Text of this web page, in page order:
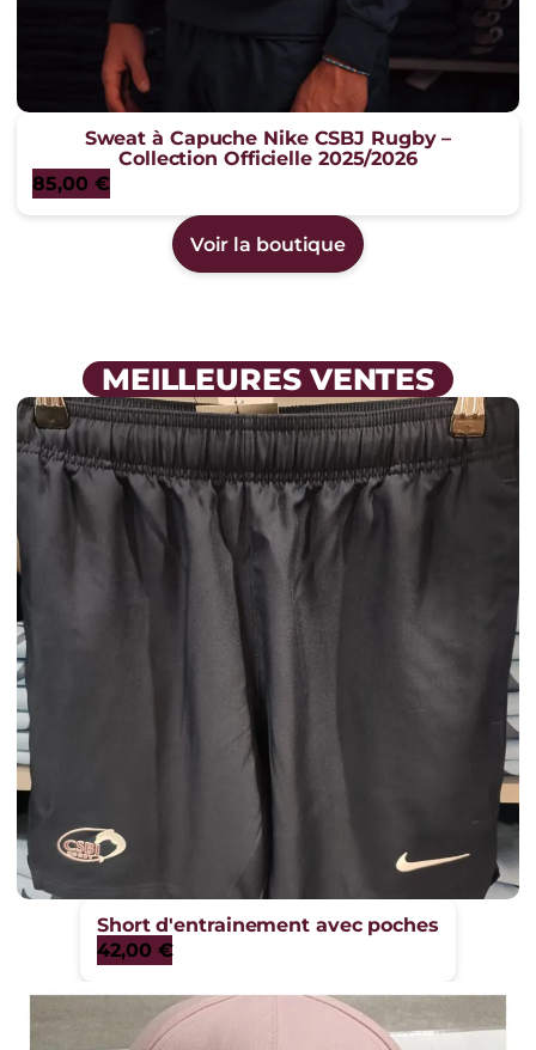
Sweat à Capuche Nike CSBJ Rugby –
Collection Officielle 2025/2026
85,00 €
Voir la boutique
MEILLEURES VENTES
Short d'entrainement avec poches
42,00 €